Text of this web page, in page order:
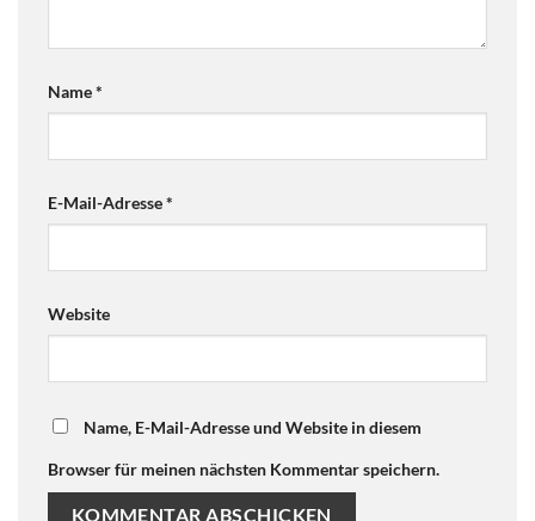
Name*
E-Mail-Adresse*
Website
Name, E-Mail-Adresse und Website in diesem
Browser für meinen nächsten Kommentar speichern.